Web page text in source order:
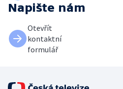
Napište nám
Otevřít
kontaktní
formulář